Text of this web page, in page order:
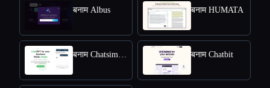
बनाम Albus बनाम HUMATA
बनाम Chatsimple बनाम Chatbit